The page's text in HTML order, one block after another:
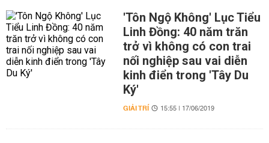
'Tôn Ngộ Không' Lục Tiểu
Linh Đồng: 40 năm trăn
trở vì không có con trai
nối nghiệp sau vai diễn
kinh điển trong 'Tây Du
Ký'
GIẢI TRÍ 15:55 | 17/06/2019